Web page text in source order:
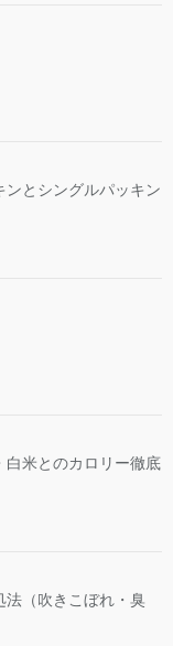
とシングルパッキン
白米とのカロリー徹底
法（吹きこぼれ・臭